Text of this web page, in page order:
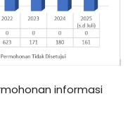
informasi